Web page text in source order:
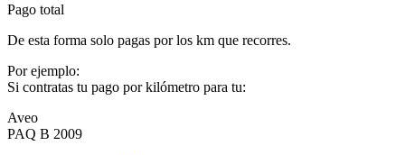
Pago total
De esta forma solo pagas por los km que recorres.
Por ejemplo:
Si contratas tu pago por kilómetro para tu:
Aveo
PAQ B 2009